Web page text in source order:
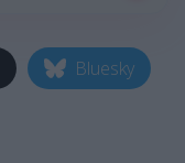
Bluesky